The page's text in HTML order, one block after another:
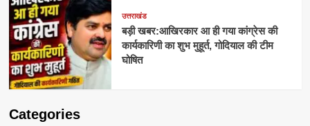
उत्तराखंड
बड़ी खबर:आखिरकार आ ही गया कांग्रेस की
कार्यकारिणी का शुभ मुहूर्त, गोदियाल की टीम
घोषित
Categories